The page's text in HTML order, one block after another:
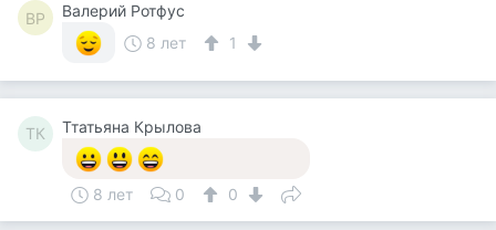
ВР
Валерий Ротфус
8 лет
1
ТК Ттатьяна Крылова
8 лет 0 0